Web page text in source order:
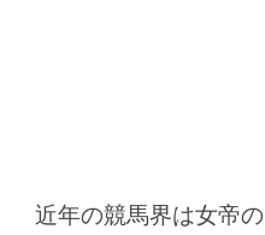
近年の競馬界は女帝